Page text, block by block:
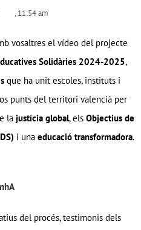
, 11:54 am
vosaltres el vídeo del projecte
Solidàries 2024-2025,
que ha unit escoles, instituts i
punts del territori valencià per
la justícia global, els Objectius de
i una educació transformadora.
del procés, testimonis dels